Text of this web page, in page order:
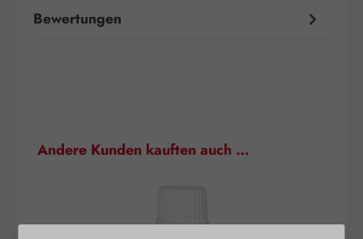
Bewertungen
Produktgalerie überspringen
Andere Kunden kauften auch …